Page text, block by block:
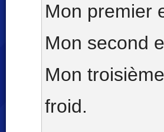
Mon premier
Mon second
Mon
froid.